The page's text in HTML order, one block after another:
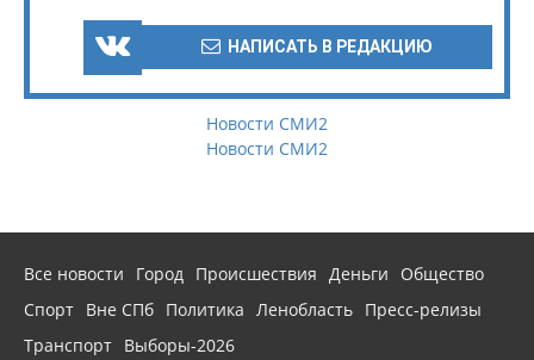
НАПИСАТЬ В РЕДАКЦИЮ
Новости СМИ2
Новости СМИ2
Все новости Город Происшествия Деньги
Общество
Спорт Вне СПб Политика Ленобласть Пресс-релизы
Транспорт Выборы-2026